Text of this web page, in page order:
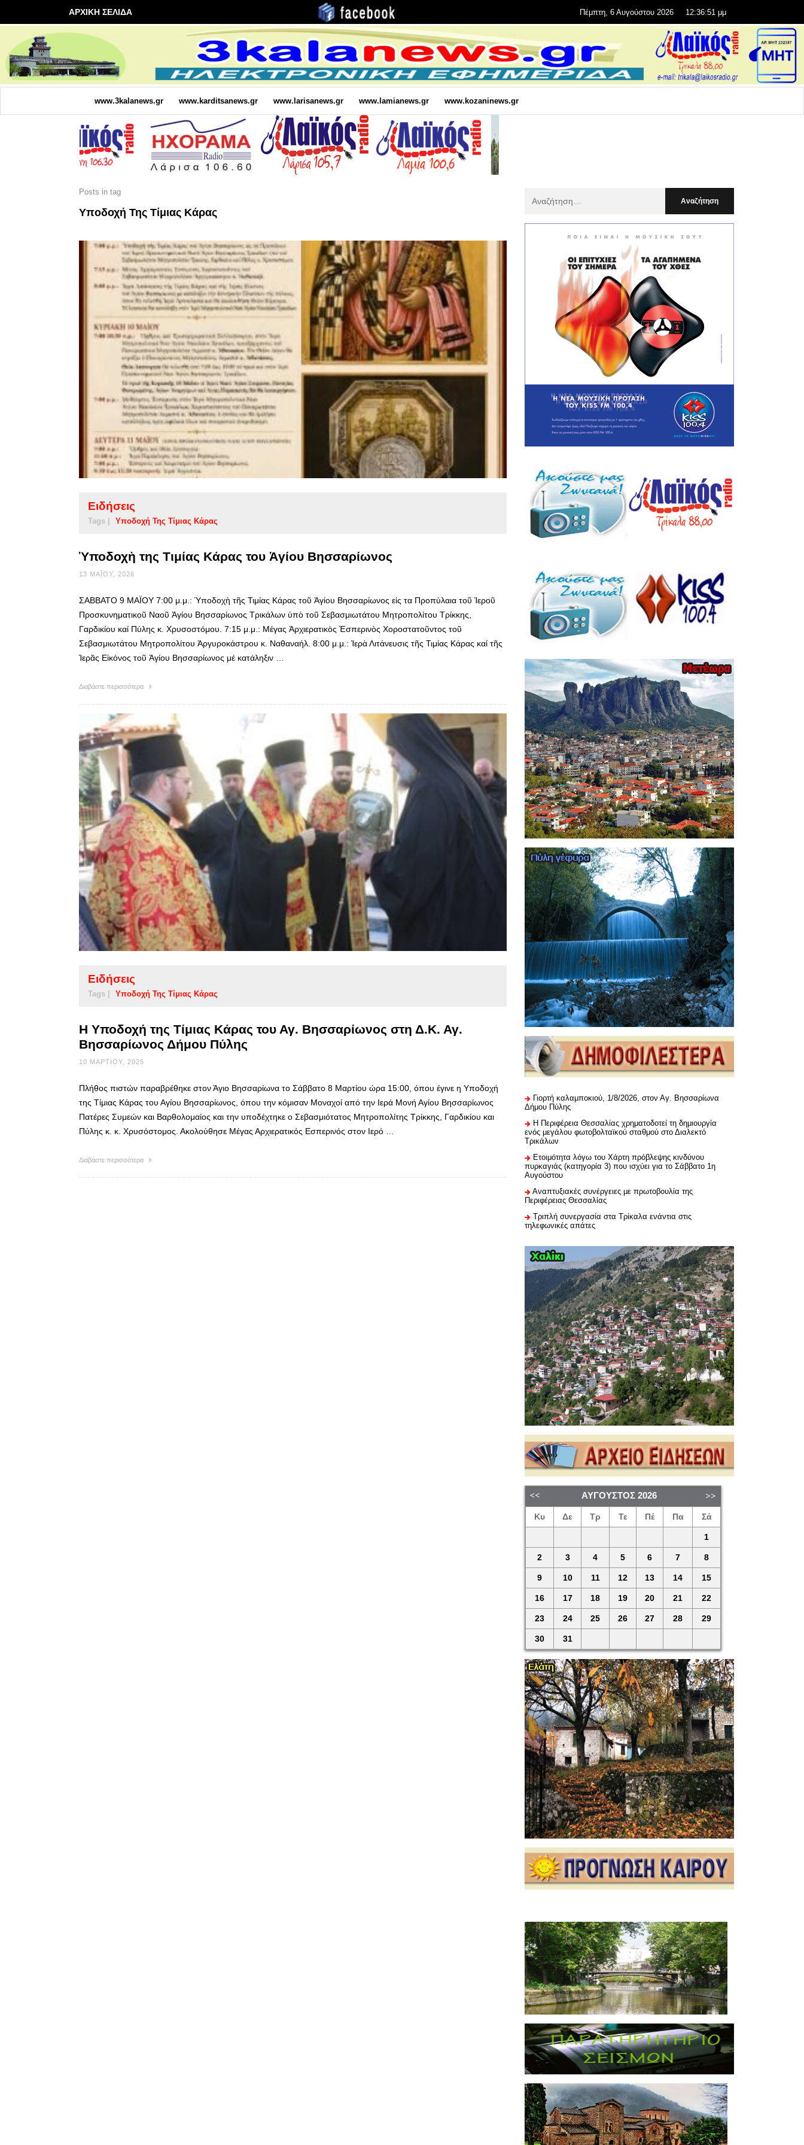
ΑΡΧΙΚΗ ΣΕΛΙΔΑ Πέμπτη, 6 Αυγούστου 2026 12:36:53 μμ
www.3kalanews.gr www.karditsanews.gr www.larisanews.gr www.lamianews.gr www.kozaninews.gr
Posts in tag
Υποδοχή Της Τίμιας Κάρας
Ειδήσεις
Tags | Υποδοχή Της Τίμιας Κάρας
Ὑποδοχὴ της Τιμίας Κάρας του Ἁγίου Βησσαρίωνος
13 ΜΑΪ́ΟΥ, 2026
ΣΑΒΒΑΤΟ 9 ΜΑΪΟΥ 7:00 μ.μ.: Ὑποδοχὴ τῆς Τιμίας Κάρας τοῦ Ἁγίου Βησσαρίωνος εἰς τα Προπύλαια τοῦ Ἱεροῦ
Προσκυνηματικοῦ Ναοῦ Ἁγίου Βησσαρίωνος Τρικάλων ὑπὸ τοῦ Σεβασμιωτάτου Μητροπολίτου Τρίκκης,
Γαρδικίου καί Πύλης κ. Χρυσοστόμου. 7:15 μ.μ.: Μέγας Ἀρχιερατικὸς Ἑσπερινὸς Χοροστατοῦντος τοῦ
Σεβασμιωτάτου Μητροπολίτου Ἀργυροκάστρου κ. Ναθαναήλ. 8:00 μ.μ.: Ἱερὰ Λιτάνευσις τῆς Τιμίας Κάρας καί τῆς
Ἱερᾶς Εἰκόνος τοῦ Ἁγίου Βησσαρίωνος μέ κατάληξιν …
Διαβάστε περισσότερα
Ειδήσεις
Tags | Υποδοχή Της Τίμιας Κάρας
Η Υποδοχή της Τίμιας Κάρας του Αγ. Βησσαρίωνος στη Δ.Κ. Αγ.
Βησσαρίωνος Δήμου Πύλης
10 ΜΑΡΤΊΟΥ, 2025
Πλήθος πιστών παραβρέθηκε στον Άγιο Βησσαρίωνα το Σάββατο 8 Μαρτίου ώρα 15:00, όπου έγινε η Υποδοχή
της Τίμιας Κάρας του Αγίου Βησσαρίωνος, όπου την κόμισαν Μοναχοί από την Ιερά Μονή Αγίου Βησσαρίωνος
Πατέρες Συμεών και Βαρθολομαίος και την υποδέχτηκε ο Σεβασμιότατος Μητροπολίτης Τρίκκης, Γαρδικίου και
Πύλης κ. κ. Χρυσόστομος. Ακολούθησε Μέγας Αρχιερατικός Εσπερινός στον Ιερό …
Διαβάστε περισσότερα
:
Γιορτή καλαμποκιού, 1/8/2026, στον Αγ. Βησσαρίωνα
Δήμου Πύλης
H Περιφέρεια Θεσσαλίας χρηματοδοτεί τη δημιουργία
ενός μεγάλου φωτοβολταϊκού σταθμού στο Διαλεκτό
Τρικάλων
Ετοιμότητα λόγω του Χάρτη πρόβλεψης κινδύνου
πυρκαγιάς (κατηγορία 3) που ισχύει για το Σάββατο 1η
Αυγούστου
Αναπτυξιακές συνέργειες με πρωτοβουλία της
Περιφέρειας Θεσσαλίας
Τριπλή συνεργασία στα Τρίκαλα ενάντια στις
τηλεφωνικές απάτες
ΑΎΓΟΥΣΤΟΣ 2026
Κυ Δε Τρ Τε Πέ Πα Σά
1
2 3 4 5 6 7 8
9 10 11 12 13 14 15
16 17 18 19 20 21 22
23 24 25 26 27 28 29
30 31